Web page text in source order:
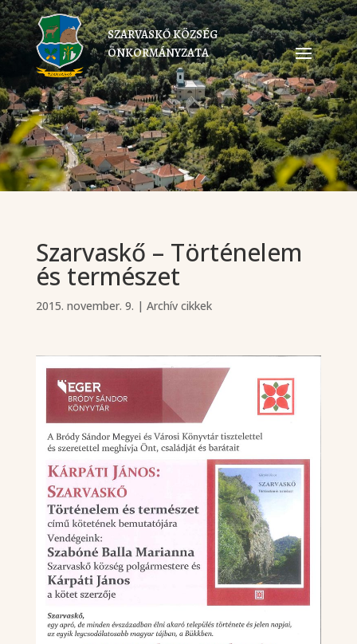
SZARVASKŐ KÖZSÉG
ÖNKORMÁNYZATA
Szarvaskő – Történelem
és természet
2015. november. 9. | Archív cikkek